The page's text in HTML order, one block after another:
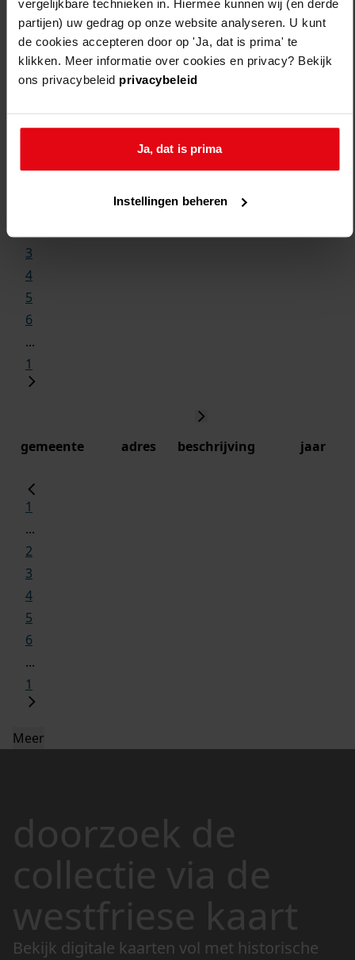
vergelijkbare technieken in. Hiermee kunnen wij (en derde
partijen) uw gedrag op onze website analyseren. U kunt
de cookies accepteren door op 'Ja, dat is prima' te
klikken. Meer informatie over cookies en privacy? Bekijk
ons privacybeleid privacybeleid
Ja, dat is prima
Instellingen beheren
3
4
5
6
...
1
gemeente adres beschrijving jaar
1
...
2
3
4
5
6
...
1
Meer
doorzoek de
collectie via de
westfriese kaart
Bekijk digitale kaarten vol met historische